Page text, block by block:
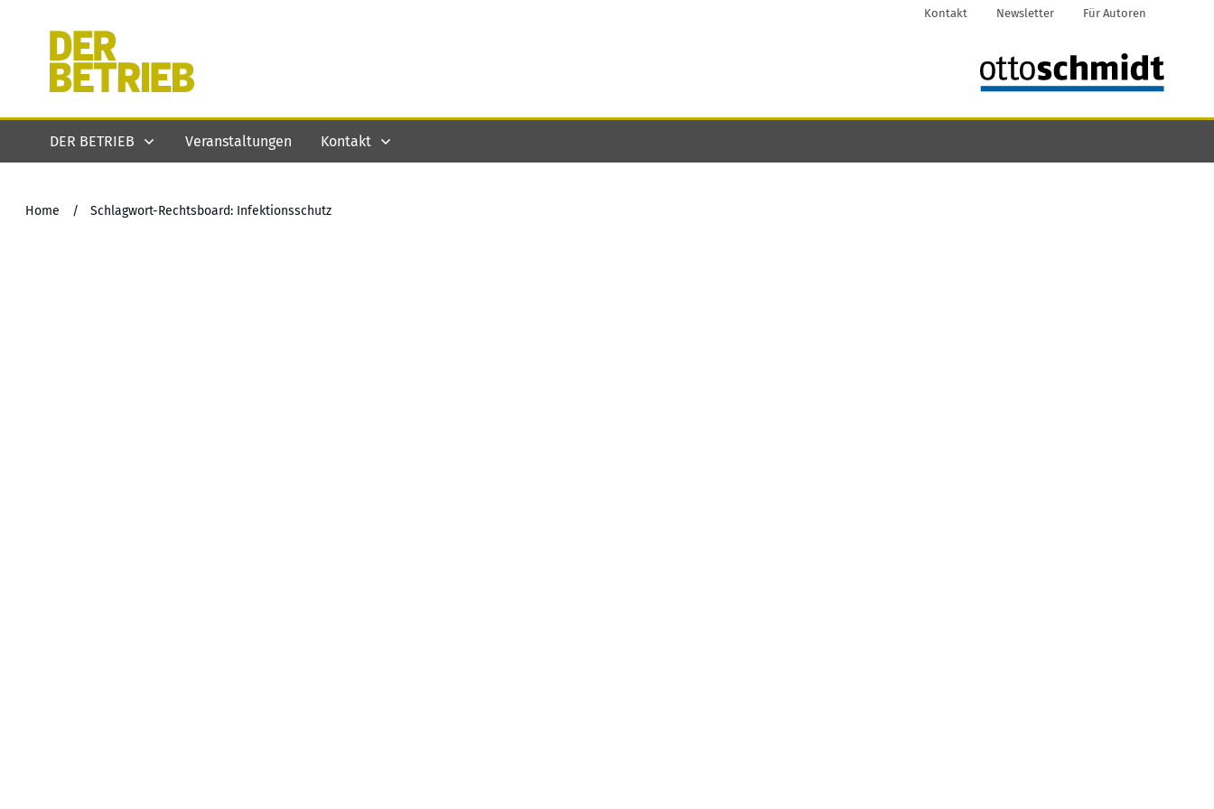
Kontakt Newsletter Für Autoren
DER BETRIEB Veranstaltungen Kontakt
Home / Schlagwort-Rechtsboard: Infektionsschutz